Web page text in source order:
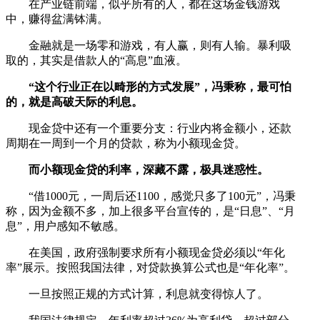
在产业链前端，似乎所有的人，都在这场金钱游戏
中，赚得盆满钵满。
金融就是一场零和游戏，有人赢，则有人输。暴利吸
取的，其实是借款人的“高息”血液。
“这个行业正在以畸形的方式发展”，冯秉称，最可怕
的，就是高破天际的利息。
现金贷中还有一个重要分支：行业内将金额小，还款
周期在一周到一个月的贷款，称为小额现金贷。
而小额现金贷的利率，深藏不露，极具迷惑性。
“借1000元，一周后还1100，感觉只多了100元”，冯秉
称，因为金额不多，加上很多平台宣传的，是“日息”、“月
息”，用户感知不敏感。
在美国，政府强制要求所有小额现金贷必须以“年化
率”展示。按照我国法律，对贷款换算公式也是“年化率”。
一旦按照正规的方式计算，利息就变得惊人了。